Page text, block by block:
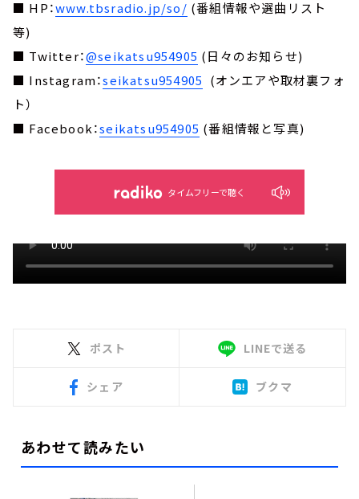
■ HP：www.tbsradio.jp/so/ (番組情報や選曲リスト
等)
■ Twitter：@seikatsu954905 (日々のお知らせ)
■ Instagram：seikatsu954905 (オンエアや取材裏フォ
ト）
■ Facebook：seikatsu954905 (番組情報と写真)
タイムフリーで聴く
ポスト LINEで送る
シェア ブクマ
あわせて読みたい